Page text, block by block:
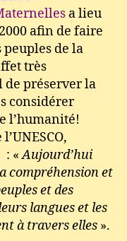
maternelles
a lieu
afin de faire
peuples de la
très
préserver la
considérer
l’humanité!
: «Aujourd’hui
compréhension et
et des
langues et les
à travers elles ».